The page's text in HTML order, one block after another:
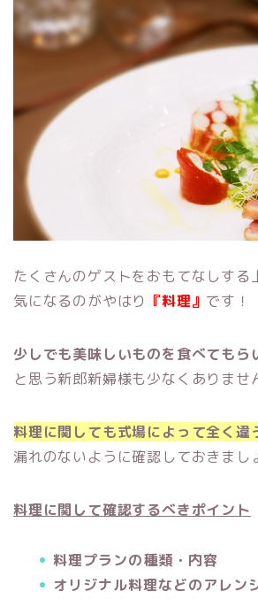
たくさんのゲストをおもてなしする
気になるのがやはり 『料理』 です！
少しでも美味しいものを食べてもら
と思う新郎新婦様も少なくありませ
料理に関しても式場によって全く違
漏れのないように確認しておきまし
料理に関して確認するべきポイント
料理プランの種類・内容
オリジナル料理などのアレン